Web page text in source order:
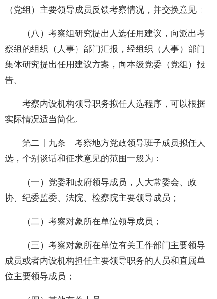
（党组）主要领导成员反馈考察情况，并交换意见；
（八）考察组研究提出人选任用建议，向派出考
察组的组织（人事）部门汇报，经组织（人事）部门
集体研究提出任用建议方案，向本级党委（党组）报
告。
考察内设机构领导职务拟任人选程序，可以根据
实际情况适当简化。
第二十九条 考察地方党政领导班子成员拟任人
选，个别谈话和征求意见的范围一般为：
（一）党委和政府领导成员，人大常委会、政
协、纪委监委、法院、检察院主要领导成员；
（二）考察对象所在单位领导成员；
（三）考察对象所在单位有关工作部门主要领导
成员或者内设机构担任主要领导职务的人员和直属单
位主要领导成员；